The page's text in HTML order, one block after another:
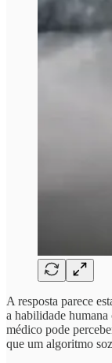
A resposta parece
a habilidade
médico pode
que um algoritmo